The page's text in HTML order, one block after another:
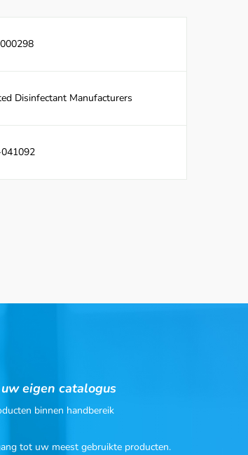
Disinfectant Manufacturers
eigen catalogus
binnen handbereik
tot uw meest gebruikte producten.